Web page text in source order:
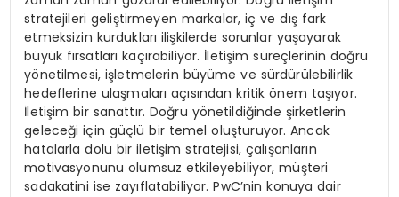
stratejileri geliştirmeyen markalar, iç ve dış fark
etmeksizin kurdukları ilişkilerde sorunlar yaşayarak
büyük fırsatları kaçırabiliyor. İletişim süreçlerinin doğru
yönetilmesi, işletmelerin büyüme ve sürdürülebilirlik
hedeflerine ulaşmaları açısından kritik önem taşıyor.
İletişim bir sanattır. Doğru yönetildiğinde şirketlerin
geleceği için güçlü bir temel oluşturuyor. Ancak
hatalarla dolu bir iletişim stratejisi, çalışanların
motivasyonunu olumsuz etkileyebiliyor, müşteri
sadakatini ise zayıflatabiliyor. PwC’nin konuya dair